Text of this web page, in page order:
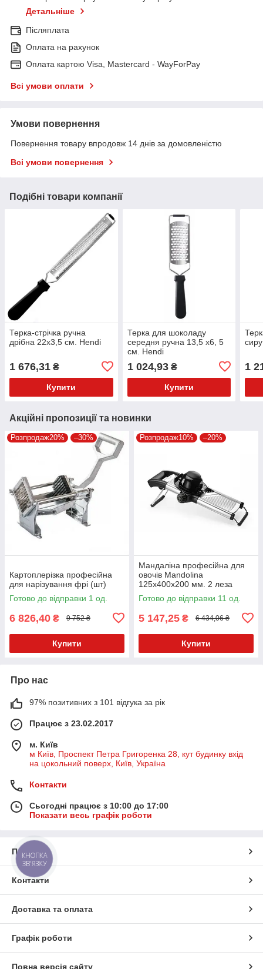
Детальніше
Післяплата
Оплата на рахунок
Оплата картою Visa, Mastercard - WayForPay
Всі умови оплати
Умови повернення
Повернення товару впродовж 14 днів за домовленістю
Всі умови повернення
Подібні товари компанії
Терка-стрічка ручна
дрібна 22х3,5 см. Hendi
1 676,31 ₴
Купити
Терка для шоколаду
середня ручна 13,5 х6, 5
см. Hendi
1 024,93₴
Купити
1
Акційні пропозиції та новинки
Розпродаж20% –30%
Картоплерізка професійна
для нарізування фрі (шт)
Готово до відправки 1 од.
6 826,40 ₴ 9 752 ₴
Купити
Розпродаж10% –20%
Мандаліна професійна для
овочів Mandolina
125x400х200 мм. 2 леза
Hendi 222652
Готово до відправки 11 од.
5 147,25 ₴ 6 434,06 ₴
Купити
Про нас
97% позитивних з 101 відгука за рік
Працює з 23.02.2017
м. Київ
м Київ, Проспект Петра Григоренка 28, кут будинку вхід
на цокольний поверх, Київ, Україна
Контакти
Сьогодні працює з 10:00 до 17:00
Показати весь графік роботи
Про нас
Контакти
Доставка та оплата
Графік роботи
Повна версія сайту
КНОПКА
ЗВ'ЯЗКУ